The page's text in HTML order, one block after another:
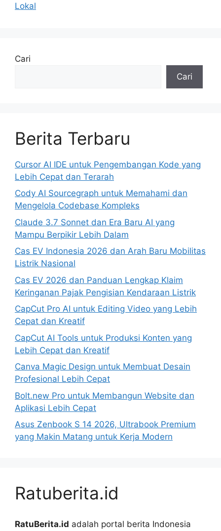
Lokal
Cari
Cari
Berita Terbaru
Cursor AI IDE untuk Pengembangan Kode yang
Lebih Cepat dan Terarah
Cody AI Sourcegraph untuk Memahami dan
Mengelola Codebase Kompleks
Claude 3.7 Sonnet dan Era Baru AI yang
Mampu Berpikir Lebih Dalam
Cas EV Indonesia 2026 dan Arah Baru Mobilitas
Listrik Nasional
Cas EV 2026 dan Panduan Lengkap Klaim
Keringanan Pajak Pengisian Kendaraan Listrik
CapCut Pro AI untuk Editing Video yang Lebih
Cepat dan Kreatif
CapCut AI Tools untuk Produksi Konten yang
Lebih Cepat dan Kreatif
Canva Magic Design untuk Membuat Desain
Profesional Lebih Cepat
Bolt.new Pro untuk Membangun Website dan
Aplikasi Lebih Cepat
Asus Zenbook S 14 2026, Ultrabook Premium
yang Makin Matang untuk Kerja Modern
Ratuberita.id
RatuBerita.id adalah portal berita Indonesia